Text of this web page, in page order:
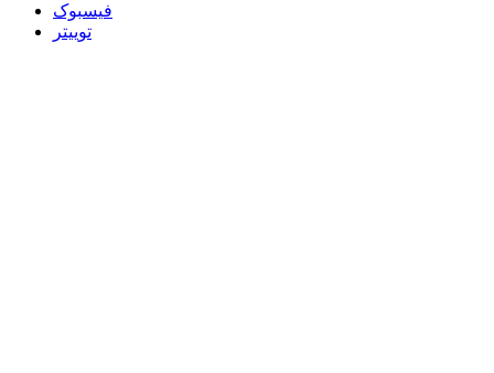
فیسبوک
توییتر